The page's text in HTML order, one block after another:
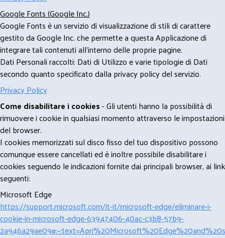
Google Fonts (Google Inc.)
Google Fonts è un servizio di visualizzazione di stili di carattere
gestito da Google Inc. che permette a questa Applicazione di
integrare tali contenuti all'interno delle proprie pagine.
Dati Personali raccolti: Dati di Utilizzo e varie tipologie di Dati
secondo quanto specificato dalla privacy policy del servizio.
Privacy Policy
Come disabilitare i cookies- Gli utenti hanno la possibilità di
rimuovere i cookie in qualsiasi momento attraverso le impostazioni
del browser.
I cookies memorizzati sul disco fisso del tuo dispositivo possono
comunque essere cancellati ed è inoltre possibile disabilitare i
cookies seguendo le indicazioni fornite dai principali browser, ai link
seguenti:
Microsoft Edge
https://support.microsoft.com/it-it/microsoft-edge/eliminare-i-
cookie-in-microsoft-edge-63947406-40ac-c3b8-57b9-